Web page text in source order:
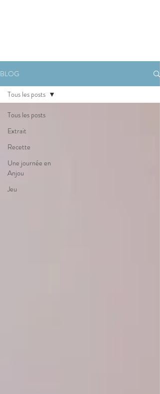
BLOG
Tous les posts
Extrait
Recette
Une journée en
Anjou
Jeu
Tous les posts